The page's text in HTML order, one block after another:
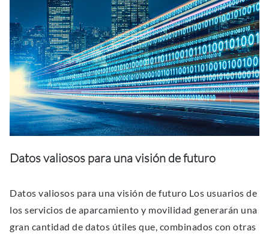
Datos valiosos para una visión de futuro
Datos valiosos para una visión de futuro Los usuarios de
los servicios de aparcamiento y movilidad generarán una
gran cantidad de datos útiles que, combinados con otras